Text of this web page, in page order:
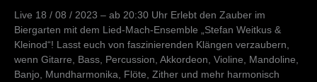
Live 18 / 08 / 2023 – ab 20:30 Uhr Erlebt den Zauber im
Biergarten mit dem Lied-Mach-Ensemble „Stefan Weitkus &
Kleinod“! Lasst euch von faszinierenden Klängen verzaubern,
wenn Gitarre, Bass, Percussion, Akkordeon, Violine, Mandoline,
Banjo, Mundharmonika, Flöte, Zither und mehr harmonisch